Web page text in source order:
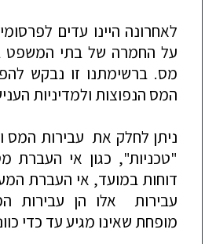
לאחרונה היינו עדים
על החמרה של בתי המשפט
מס. ברשימתנו זו נבקש
המס הנפוצות ולמדיניות
ניתן לחלק את עבירות המס
"טכניות", כגון אי העברת
דוחות במועד, אי העברת
עבירות אלו הן עבירות
מופחת שאינו מגיע עד כדי